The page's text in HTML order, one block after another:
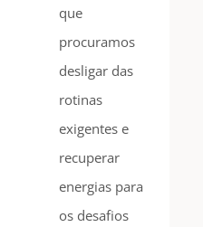
que
procuramos
desligar das
rotinas
exigentes e
recuperar
energias para
os desafios